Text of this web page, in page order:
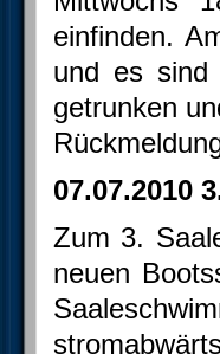
einfinden.
und es sind
getrunken
07.07.2010
Zum 3.
neuen